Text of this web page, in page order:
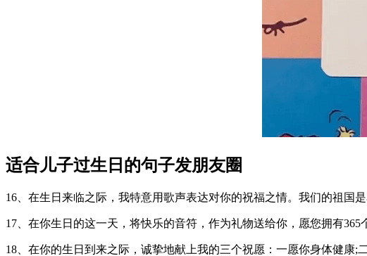
适合儿子过生日的句子发朋友圈
16、在生日来临之际，我特意用歌声表达对你的祝福之情。我们的祖国
17、在你生日的这一天，将快乐的音符，作为礼物送给你，愿您拥有
18、在你的生日到来之际，诚挚地献上我的三个祝愿：一愿你身体健康;